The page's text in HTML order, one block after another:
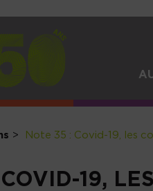
Note 35 : Covid-19, les
19,